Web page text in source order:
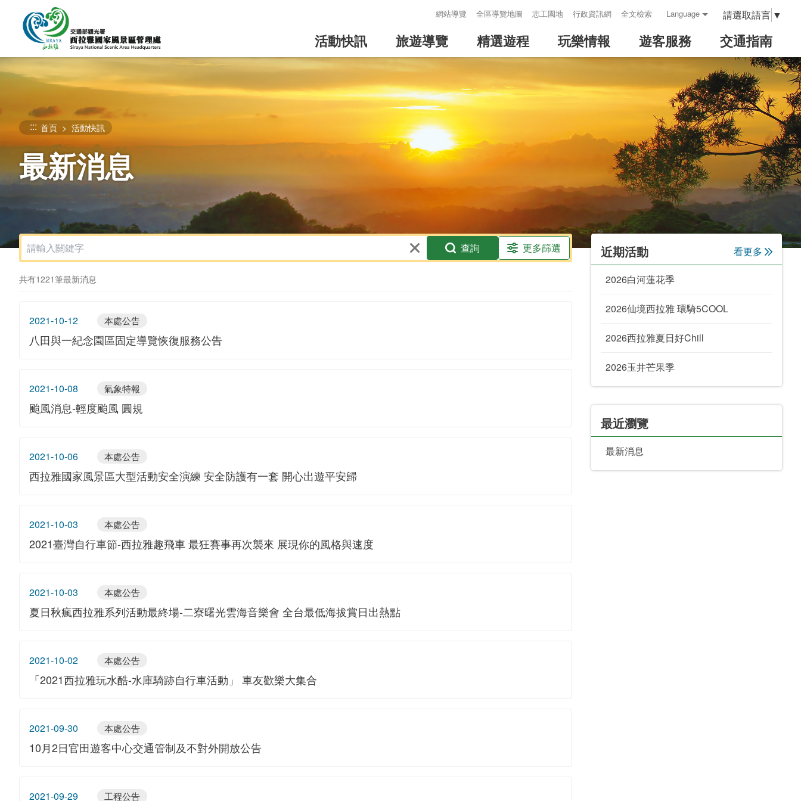
內
容
網站導覽 全區導覽地圖 志工園地 行政資訊網 全文檢索 Language 請選取語言 ▼
活動快訊 旅遊導覽 精選遊程 玩樂情報 遊客服務 交通指南
::: 首頁 活動快訊
最新消息
查詢 更多篩選
共有1221筆最新消息
2021-10-12 本處公告
八田與一紀念園區固定導覽恢復服務公告
2021-10-08 氣象特報
颱風消息-輕度颱風 圓規
2021-10-06 本處公告
西拉雅國家風景區大型活動安全演練 安全防護有一套 開心出遊平安歸
2021-10-03 本處公告
2021臺灣自行車節-西拉雅趣飛車 最狂賽事再次襲來 展現你的風格與速度
2021-10-03 本處公告
夏日秋瘋西拉雅系列活動最終場-二寮曙光雲海音樂會 全台最低海拔賞日出熱點
2021-10-02 本處公告
「2021西拉雅玩水酷-水庫騎跡自行車活動」 車友歡樂大集合
2021-09-30 本處公告
10月2日官田遊客中心交通管制及不對外開放公告
2021-09-29 工程公告
:::
近期活動 看更多
2026白河蓮花季
2026仙境西拉雅 環騎5COOL
2026西拉雅夏日好Chill
2026玉井芒果季
最近瀏覽
最新消息